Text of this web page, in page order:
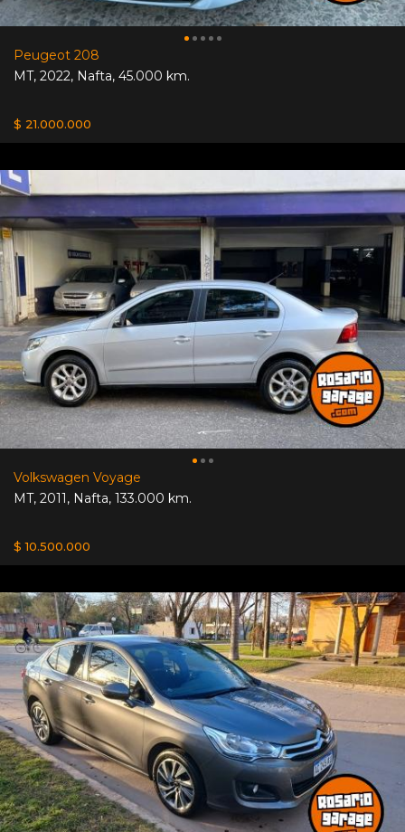
Peugeot 208
MT, 2022, Nafta, 45.000 km.
$ 21.000.000
Volkswagen Voyage
MT, 2011, Nafta, 133.000 km.
$ 10.500.000